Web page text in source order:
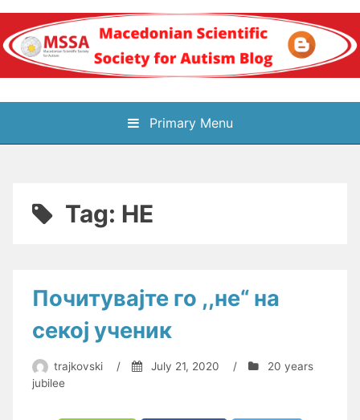
Skip
content
Блог на
Македонското научно
здружение за
Primary Menu
Tag: НЕ
Почитувајте го ,,не“ на
секој ученик
trajkovski / July 21, 2020 /
20 years
jubilee